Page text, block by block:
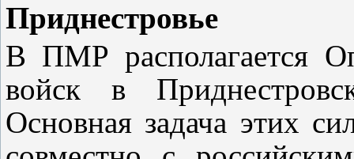
Приднестровье
В ПМР располагается
войск в
Основная задача этих